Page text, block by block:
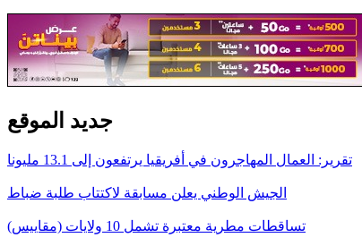
جديد الموقع
تقرير: العمال المهاجرون في أفريقيا يرتفعون إلى 13.1 مليونا
الجيش الوطني يعلن مسابقة لاكتتاب طلبة ضباط
تساقطات مطرية معتبرة تشمل 10 ولايات (مقاييس)